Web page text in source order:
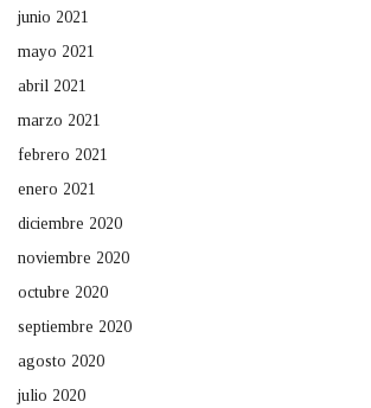
junio 2021
mayo 2021
abril 2021
marzo 2021
febrero 2021
enero 2021
diciembre 2020
noviembre 2020
octubre 2020
septiembre 2020
agosto 2020
julio 2020